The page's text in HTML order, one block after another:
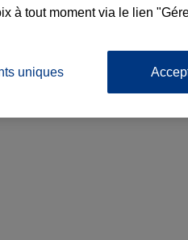
à tout moment via le lien
uniques